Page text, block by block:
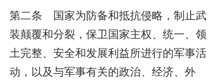
第二条 国家为防备和抵抗侵略，制止武
装颠覆和分裂，保卫国家主权、统一、领
土完整、安全和发展利益所进行的军事活
动，以及与军事有关的政治、经济、外